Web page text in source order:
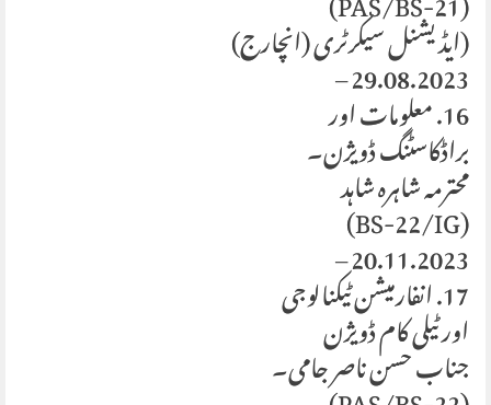
(ایڈیشنل سیکرٹری (انچارج)
29.08.2023 –
16. معلومات اور
براڈکاسٹنگ ڈویژن۔
محترمہ شاہرہ شاہد
(BS-22/IG)
20.11.2023 –
17. انفارمیشن ٹیکنالوجی
اور ٹیلی کام ڈویژن
جناب حسن ناصر جامی۔